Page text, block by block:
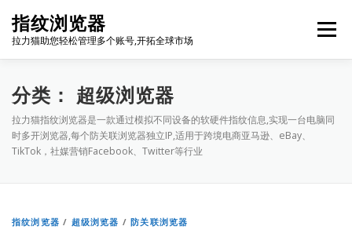
content
指纹浏览器
拉力猫助您轻松管理多个账号,开拓全球市场
Menu
博客首页 套餐价格 使用教程
联系我们 免费注册 账号登录
分类： 超级浏览器
拉力猫指纹浏览器是一款通过模拟不同设备的软硬件指纹信息,实现一台电脑同
时多开浏览器,每个防关联浏览器独立IP,适用于跨境电商亚马逊、eBay、
TikTok，社媒营销Facebook、Twitter等行业
指纹浏览器 / 超级浏览器 /防关联浏览器